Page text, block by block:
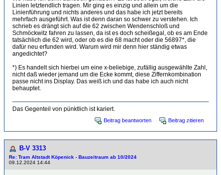
Linien letztendlich tragen. Mir ging es einzig und allein um die
Linienführung und nichts anderes und das habe ich jetzt bereits
mehrfach ausgeführt. Was ist denn daran so schwer zu verstehen. Ich
schrieb es drängt sich auf die 62 zwischen Wendenschloß und
Schmöckwitz fahren zu lassen, da ist es doch scheißegal, ob es am Ende
tatsächlich die 62 wird, oder ob es die 68 macht oder die 56897*, die
dafür neu erfunden wird. Warum wird mir denn hier ständig etwas
angedichtet?
*) Es handelt sich hierbei um eine x-beliebige, zufällig ausgewählte Zahl,
nicht daß wieder jemand um die Ecke kommt, diese Ziffernkombination
passe nicht ins Display. Das weiß ich und das habe ich auch nicht
behauptet.
Das Gegenteil von pünktlich ist kariert.
Beitrag beantworten Beitrag zitieren
B-V 3313
Re: Tram Altstadt Köpenick - Bauzeitraum ab 10/2024
09.12.2024 14:44